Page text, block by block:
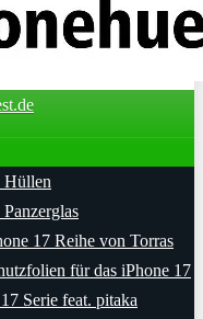
Hüllen
17 Reihe von Torras
für das iPhone 17
Serie feat. pitaka